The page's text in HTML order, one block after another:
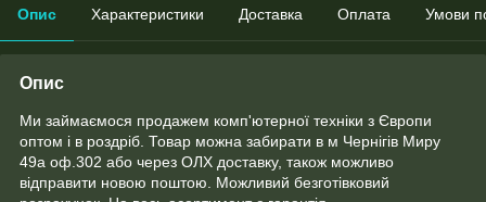
Опис Характеристики Доставка Оплата Умови
Опис
Ми займаємося продажем комп'ютерної техніки з Європи
оптом і в роздріб. Товар можна забирати в м Чернігів Миру
49а оф.302 або через ОЛХ доставку, також можливо
відправити новою поштою. Можливий безготівковий